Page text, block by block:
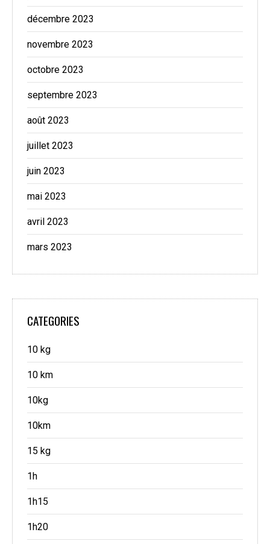
décembre 2023
novembre 2023
octobre 2023
septembre 2023
août 2023
juillet 2023
juin 2023
mai 2023
avril 2023
mars 2023
CATEGORIES
10 kg
10 km
10kg
10km
15 kg
1h
1h15
1h20